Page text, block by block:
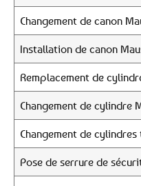
Changement de canon
Installation de canon
Remplacement de
Changement de cylindre
Changement de
Pose de serrure de